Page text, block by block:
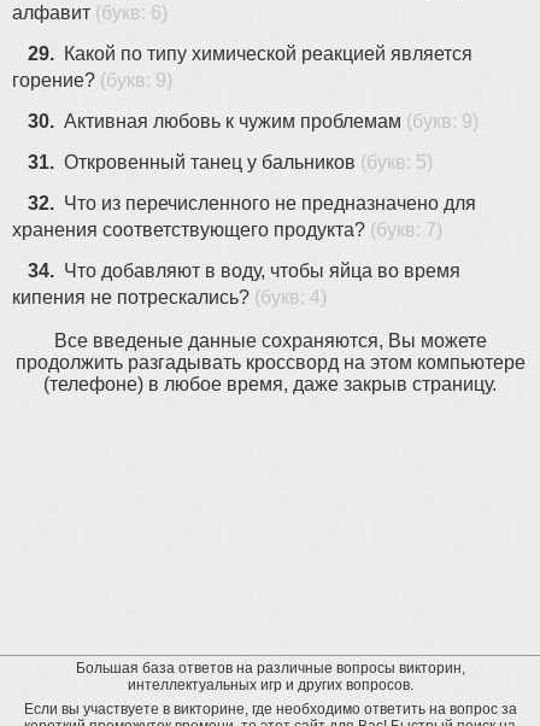
алфавит (букв: 6)
29. Какой по типу химической реакцией является
горение? (букв: 9)
30. Активная любовь к чужим проблемам (букв: 9)
31. Откровенный танец у бальников (букв: 5)
32. Что из перечисленного не предназначено для
хранения соответствующего продукта? (букв: 7)
34. Что добавляют в воду, чтобы яйца во время
кипения не потрескались? (букв: 4)
Все введеные данные сохраняются, Вы можете
продолжить разгадывать кроссворд на этом компьютере
(телефоне) в любое время, даже закрыв страницу.
Большая база ответов на различные вопросы викторин,
интеллектуальных игр и других вопросов.
Если вы участвуете в викторине, где необходимо ответить на вопрос за